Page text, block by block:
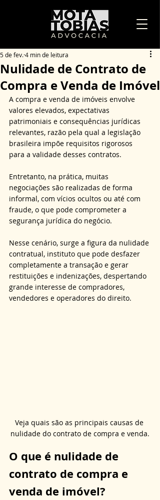
Nulidade de Contrato de
Compra e Venda de Imóvel
5 de fev.4 min de leitura
A compra e venda de imóveis envolve
valores elevados, expectativas
patrimoniais e consequências jurídicas
relevantes, razão pela qual a legislação
brasileira impõe requisitos rigorosos
para a validade desses contratos.
Entretanto, na prática, muitas
negociações são realizadas de forma
informal, com vícios ocultos ou até com
fraude, o que pode comprometer a
segurança jurídica do negócio.
Nesse cenário, surge a figura da nulidade
contratual, instituto que pode desfazer
completamente a transação e gerar
restituições e indenizações, despertando
grande interesse de compradores,
vendedores e operadores do direito.
Veja quais são as principais causas de
nulidade do contrato de compra e venda.
O que é nulidade de
contrato de compra e
venda de imóvel?